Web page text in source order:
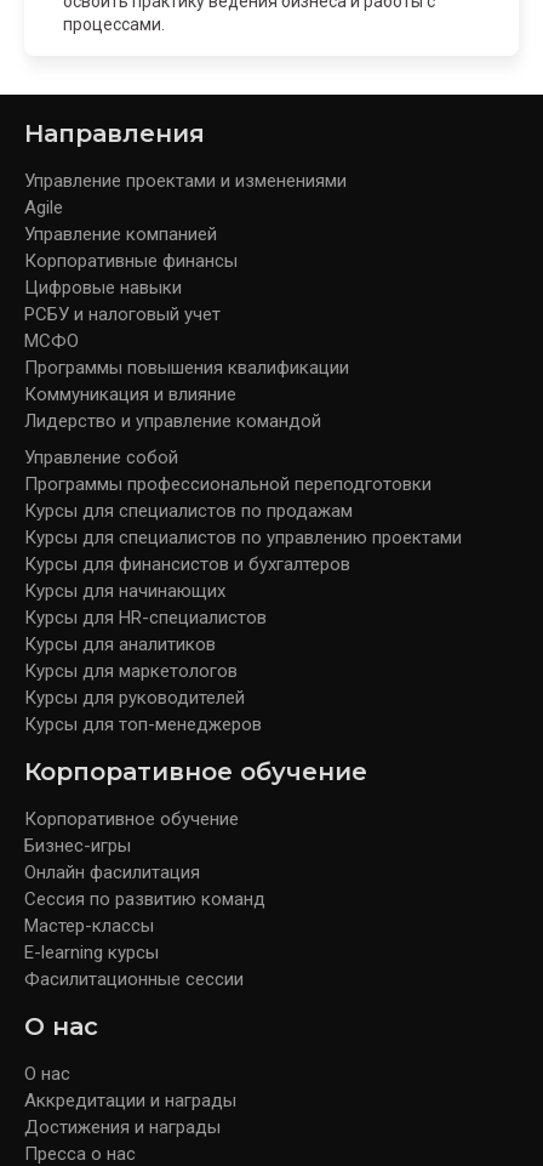
процессами.
Направления
Управление проектами и изменениями
Agile
Управление компанией
Корпоративные финансы
Цифровые навыки
РСБУ и налоговый учет
МСФО
Программы повышения квалификации
Коммуникация и влияние
Лидерство и управление командой
Управление собой
Программы профессиональной переподготовки
Курсы для специалистов по продажам
Курсы для специалистов по управлению проектами
Курсы для финансистов и бухгалтеров
Курсы для начинающих
Курсы для HR-специалистов
Курсы для аналитиков
Курсы для маркетологов
Курсы для руководителей
Курсы для топ-менеджеров
Корпоративное обучение
Корпоративное обучение
Бизнес-игры
Онлайн фасилитация
Сессия по развитию команд
Мастер-классы
E-learning курсы
Фасилитационные сессии
О нас
О нас
Аккредитации и награды
Достижения и награды
Пресса о нас